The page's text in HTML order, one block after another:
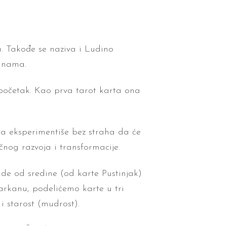
Takođe se naziva i Ludino
Kao prva tarot karta ona
eksperimentiše bez straha da će
razvoja i transformacije.
od sredine (od karte Pustinjak)
podelićemo karte u tri
starost (mudrost).